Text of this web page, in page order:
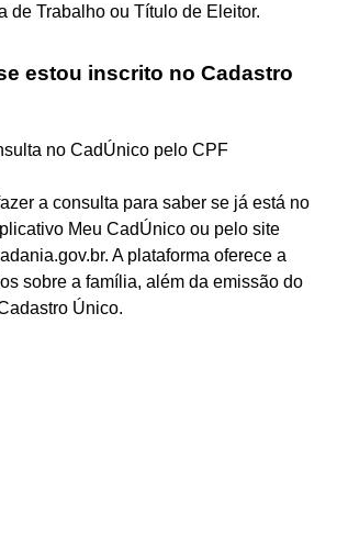
de Trabalho ou Título de Eleitor.
estou inscrito no Cadastro
no CadÚnico pelo CPF
a consulta para saber se já está no
Meu CadÚnico ou pelo site
A plataforma oferece a
sobre a família, além da emissão do
Único.